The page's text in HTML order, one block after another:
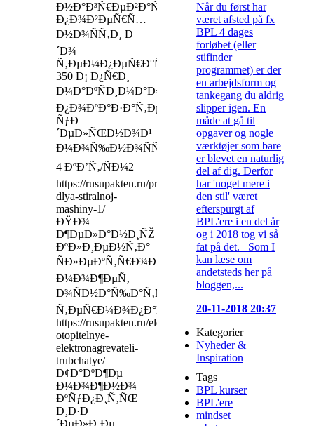
Ð½Ð°Ð³Ñ€ÐµÐ²Ð°Ñ‚ÑŒ
Ð¿Ð¾Ð²ÐµÑ€Ñ…
Ð½Ð¾ÑÑ‚Ð¸ Ð
´Ð¾
Ñ‚ÐµÐ¼Ð¿ÐµÑ€Ð°Ñ‚ÑƒÑ€Ñ‹
350 Ð¡ Ð¿Ñ€Ð¸
Ð¼Ð°ÐºÑÐ¸Ð¼Ð°Ð»ÑŒÐ½Ð¾Ð¼
Ð¿Ð¾ÐºÐ°Ð·Ð°Ñ‚ÐµÐ»Ðµ
ÑƒÐ
´ÐµÐ»ÑŒÐ½Ð¾Ð¹
Ð¼Ð¾Ñ‰Ð½Ð¾ÑÑ‚Ð¸
4 ÐºÐ’Ñ‚/ÑÐ¼2
https://rusupakten.ru/product/ten-
dlya-stiralnoj-
mashiny-1/
ÐŸÐ¾
Ð¶ÐµÐ»Ð°Ð½Ð¸ÑŽ
ÐºÐ»Ð¸ÐµÐ½Ñ‚Ð°
ÑÐ»ÐµÐºÑ‚Ñ€Ð¾Ð½Ð°Ð³Ñ€ÐµÐ²Ð°Ñ‚ÐµÐ»ÑŒ
Ð¼Ð¾Ð¶ÐµÑ‚
Ð¾ÑÐ½Ð°Ñ‰Ð°Ñ‚ÑŒÑÑ
Ñ‚ÐµÑ€Ð¼Ð¾Ð¿Ð°Ñ€Ð¾Ð¹
https://rusupakten.ru/elektrokotly-
otopitelnye-
elektronagrevateli-
trubchatye/
Ð¢Ð°ÐºÐ¶Ðµ
Ð¼Ð¾Ð¶Ð½Ð¾
ÐºÑƒÐ¿Ð¸Ñ‚ÑŒ
Ð¸Ð·Ð
Når du først har
været afsted på fx
BPL 4 dages
forløbet (eller
stifinder
programmet) er der
en arbejdsform og
tankegang du aldrig
slipper igen. En
måde at gå til
opgaver og nogle
værktøjer som bare
er blevet en naturlig
del af dig. Derfor
har 'noget mere i
den stil' været
efterspurgt af
BPL'ere i en del år
og i 2018 tog vi så
fat på det. Som I
kan læse om
andetsteds her på
bloggen,...
20-11-2018 20:37
Kategorier
Nyheder &
Inspiration
Tags
BPL kurser
BPL'ere
mindset